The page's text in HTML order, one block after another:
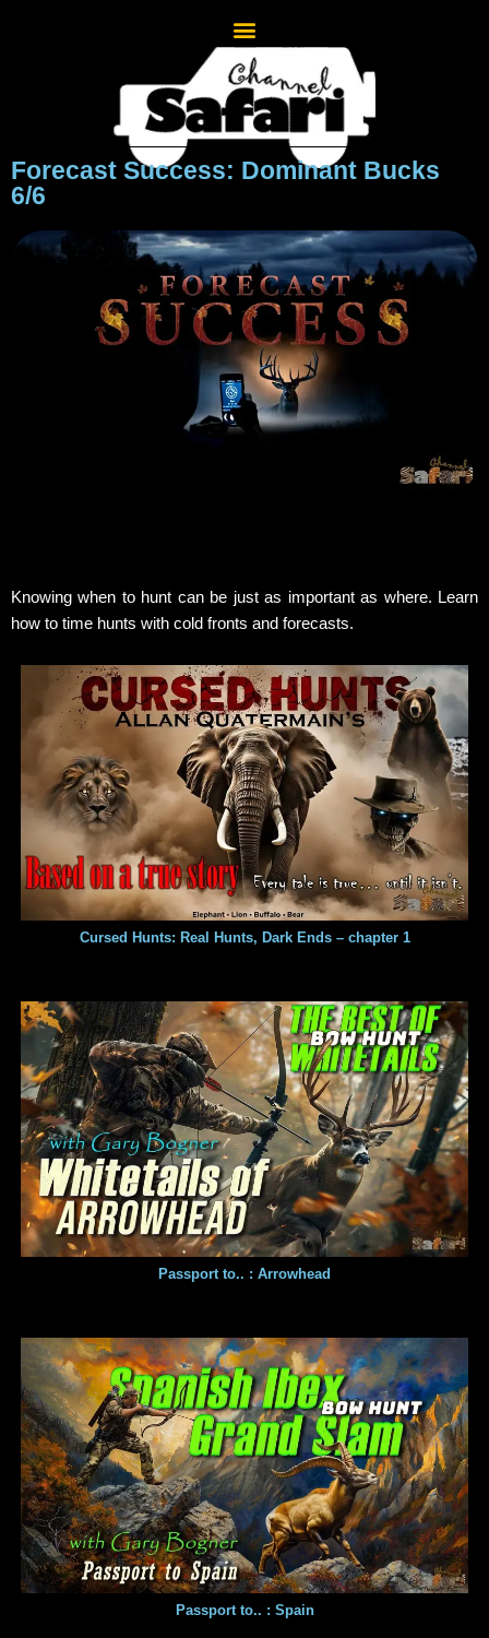
Forecast Success: Dominant Bucks
6/6
Knowing when to hunt can be just as important as where. Learn
how to time hunts with cold fronts and forecasts.
Cursed Hunts: Real Hunts, Dark Ends – chapter 1
Passport to.. : Arrowhead
Passport to.. : Spain